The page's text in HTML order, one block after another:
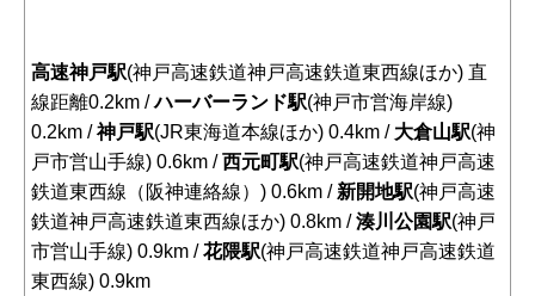
高速神戸駅(神戸高速鉄道神戸高速鉄道東西線ほか) 直
線距離0.2km /ハーバーランド駅(神戸市営海岸線)
0.2km /神戸駅(JR東海道本線ほか) 0.4km / 大倉山駅(神
戸市営山手線) 0.6km /西元町駅(神戸高速鉄道神戸高速
鉄道東西線（阪神連絡線）) 0.6km / 新開地駅(神戸高速
鉄道神戸高速鉄道東西線ほか) 0.8km /湊川公園駅(神戸
市営山手線) 0.9km /花隈駅(神戸高速鉄道神戸高速鉄道
東西線) 0.9km